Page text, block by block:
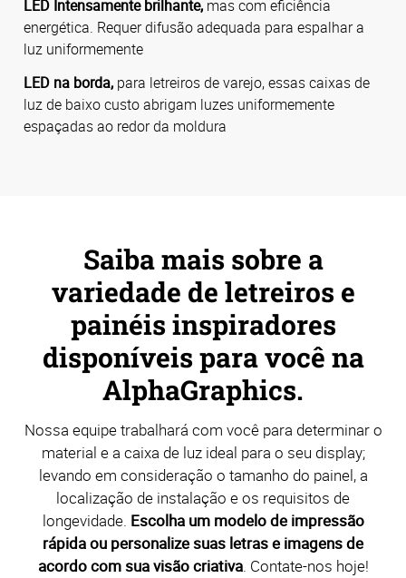
LED Intensamente brilhante, mas com eficiência
energética. Requer difusão adequada para espalhar a
luz uniformemente
LED na borda, para letreiros de varejo, essas caixas de
luz de baixo custo abrigam luzes uniformemente
espaçadas ao redor da moldura
Saiba mais sobre a
variedade de letreiros e
painéis inspiradores
disponíveis para você na
AlphaGraphics.
Nossa equipe trabalhará com você para determinar o
material e a caixa de luz ideal para o seu display;
levando em consideração o tamanho do painel, a
localização de instalação e os requisitos de
longevidade. Escolha um modelo de impressão
rápida ou personalize suas letras e imagens de
acordo com sua visão criativa. Contate-nos hoje!